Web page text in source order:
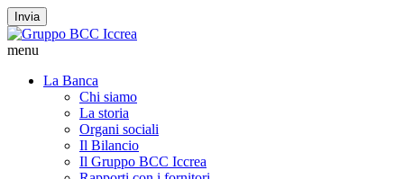
Invia
menu
La Banca
Chi siamo
La storia
Organi sociali
Il Bilancio
Il Gruppo BCC Iccrea